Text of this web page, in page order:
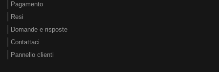
Pagamento
Resi
Domande e risposte
Contattaci
Pannello clienti